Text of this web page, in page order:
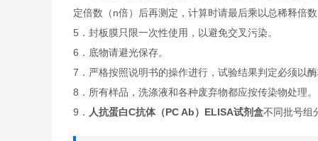
定倍数（n倍）后再测定，计算时请最后乘以总稀释倍
5．封板膜只限一次性使用，以避免交叉污染。
6．底物请避光保存。
7．严格按照说明书的操作进行，试验结果判定必须以
8．所有样品，洗涤液和各种废弃物都应按传染物处理。
9． 人抗蛋白C抗体（PC Ab）ELISA试剂盒不同批号组